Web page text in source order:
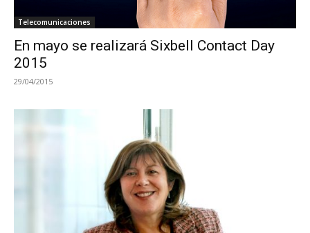
Telecomunicaciones
En mayo se realizará Sixbell Contact Day
2015
29/04/2015